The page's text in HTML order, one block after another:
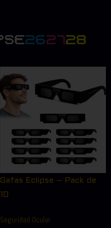
Gafas Eclipse – Pack de
10
Seguridad Ocular